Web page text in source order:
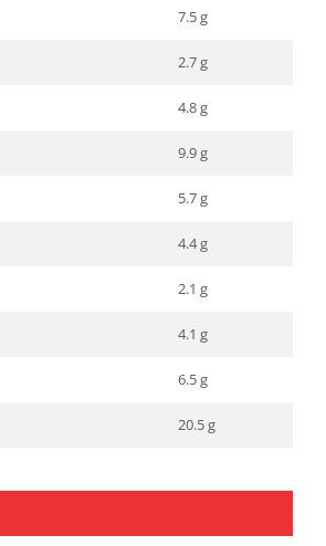
7.5 g
2.7 g
4.8 g
9.9 g
5.7 g
4.4 g
2.1 g
4.1 g
6.5 g
20.5 g